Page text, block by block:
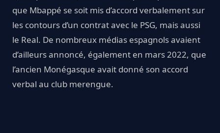
que Mbappé se soit mis d’accord verbalement sur
les contours d’un contrat avec le PSG, mais aussi
le Real. De nombreux médias espagnols avaient
d’ailleurs annoncé, également en mars 2022, que
l’ancien Monégasque avait donné son accord
verbal au club merengue.